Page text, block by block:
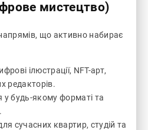
мистецтво)
що активно набирає
ілюстрації, NFT-арт,
редакторів.
у будь-якому форматі та
сучасних квартир, студій та